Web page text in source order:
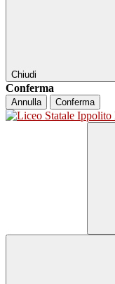
Chiudi
Conferma
Annulla Conferma